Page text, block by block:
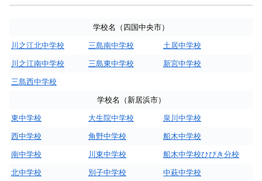
学校名（四国中央市）
川之江北中学校 三島南中学校 土居中学校
川之江南中学校 三島東中学校 新宮中学校
三島西中学校
学校名（新居浜市）
東中学校 大生院中学校 泉川中学校
西中学校 角野中学校 船木中学校
南中学校 川東中学校 船木中学校ひびき分校
北中学校 別子中学校 中萩中学校